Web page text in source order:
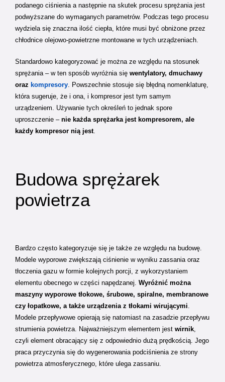
podanego ciśnienia a następnie na skutek procesu sprężania jest
podwyższane do wymaganych parametrów. Podczas tego procesu
wydziela się znaczna ilość ciepła, które musi być obniżone przez
chłodnice olejowo-powietrzne montowane w tych urządzeniach.
Standardowo kategoryzować je można ze względu na stosunek
sprężania – w ten sposób wyróżnia się wentylatory, dmuchawy
oraz kompresory. Powszechnie stosuje się błędną nomenklaturę,
która sugeruje, że i ona, i kompresor jest tym samym
urządzeniem. Używanie tych określeń to jednak spore
uproszczenie –nie każda sprężarka jest kompresorem, ale
każdy kompresor nią jest.
Budowa sprężarek
powietrza
Bardzo często kategoryzuje się je także ze względu na budowę.
Modele wyporowe zwiększają ciśnienie w wyniku zassania oraz
tłoczenia gazu w formie kolejnych porcji, z wykorzystaniem
elementu obecnego w części napędzanej. Wyróżnić można
maszyny wyporowe tłokowe, śrubowe, spiralne, membranowe
czy łopatkowe, a także urządzenia z tłokami wirującymi.
Modele przepływowe opierają się natomiast na zasadzie przepływu
strumienia powietrza. Najważniejszym elementem jest wirnik,
czyli element obracający się z odpowiednio dużą prędkością. Jego
praca przyczynia się do wygenerowania podciśnienia ze strony
powietrza atmosferycznego, które ulega zassaniu.